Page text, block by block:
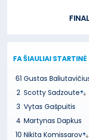
FA ŠIAULIAI STARTINĖ
61 Gustas
2 Scotty Sadzoute
3 Vytas Gašpuitis
4 Martynas Dapkus
10 Nikita Komissarov